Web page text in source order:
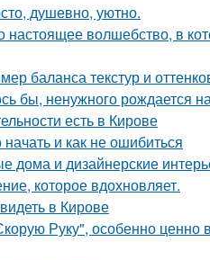
душевно, уютно.
волшебство, в
баланса текстур и
бы, ненужного рождается
есть в Кирове
и как не ошибиться
дома и дизайнерские
которое вдохновляет.
в Кирове
Руку", особенно ценно